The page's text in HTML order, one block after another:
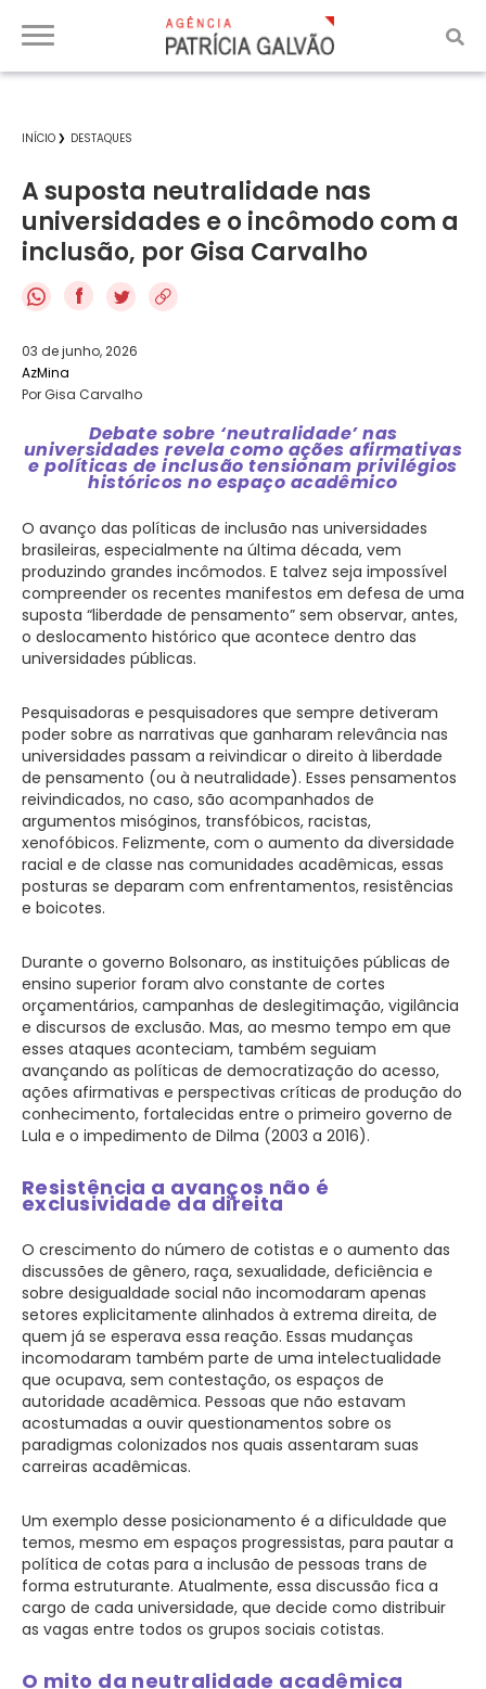
INÍCIO DESTAQUES
A suposta neutralidade nas
universidades e o incômodo com a
inclusão, por Gisa Carvalho
f
03 de junho, 2026
AzMina
Por Gisa Carvalho
Debate sobre ‘neutralidade’ nas
universidades revela como ações afirmativas
e políticas de inclusão tensionam privilégios
históricos no espaço acadêmico
O avanço das políticas de inclusão nas universidades
brasileiras, especialmente na última década, vem
produzindo grandes incômodos. E talvez seja impossível
compreender os recentes manifestos em defesa de uma
suposta “liberdade de pensamento” sem observar, antes,
o deslocamento histórico que acontece dentro das
universidades públicas.
Pesquisadoras e pesquisadores que sempre detiveram
poder sobre as narrativas que ganharam relevância nas
universidades passam a reivindicar o direito à liberdade
de pensamento (ou à neutralidade). Esses pensamentos
reivindicados, no caso, são acompanhados de
argumentos misóginos, transfóbicos, racistas,
xenofóbicos. Felizmente, com o aumento da diversidade
racial e de classe nas comunidades acadêmicas, essas
posturas se deparam com enfrentamentos, resistências
e boicotes.
Durante o governo Bolsonaro, as instituições públicas de
ensino superior foram alvo constante de cortes
orçamentários, campanhas de deslegitimação, vigilância
e discursos de exclusão. Mas, ao mesmo tempo em que
esses ataques aconteciam, também seguiam
avançando as políticas de democratização do acesso,
ações afirmativas e perspectivas críticas de produção do
conhecimento, fortalecidas entre o primeiro governo de
Lula e o impedimento de Dilma (2003 a 2016).
Resistência a avanços não é
exclusividade da direita
O crescimento do número de cotistas e o aumento das
discussões de gênero, raça, sexualidade, deficiência e
sobre desigualdade social não incomodaram apenas
setores explicitamente alinhados à extrema direita, de
quem já se esperava essa reação. Essas mudanças
incomodaram também parte de uma intelectualidade
que ocupava, sem contestação, os espaços de
autoridade acadêmica. Pessoas que não estavam
acostumadas a ouvir questionamentos sobre os
paradigmas colonizados nos quais assentaram suas
carreiras acadêmicas.
Um exemplo desse posicionamento é a dificuldade que
temos, mesmo em espaços progressistas, para pautar a
política de cotas para a inclusão de pessoas trans de
forma estruturante. Atualmente, essa discussão fica a
cargo de cada universidade, que decide como distribuir
as vagas entre todos os grupos sociais cotistas.
O mito da neutralidade acadêmica